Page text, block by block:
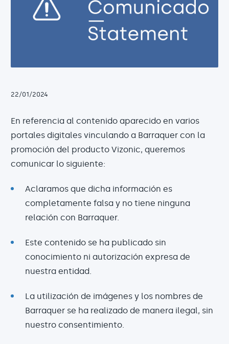
22/01/2024
En referencia al contenido aparecido en varios
portales digitales vinculando a Barraquer con la
promoción del producto Vizonic, queremos
comunicar lo siguiente:
Aclaramos que dicha información es
completamente falsa y no tiene ninguna
relación con Barraquer.
Este contenido se ha publicado sin
conocimiento ni autorización expresa de
nuestra entidad.
La utilización de imágenes y los nombres de
Barraquer se ha realizado de manera ilegal, sin
nuestro consentimiento.